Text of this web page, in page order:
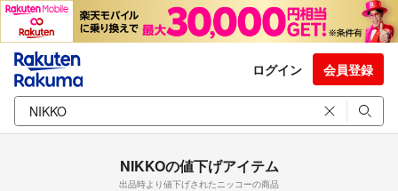
ログイン 会員登録
NIKKOの値下げアイテム
出品時より値下げされたニッコーの商品